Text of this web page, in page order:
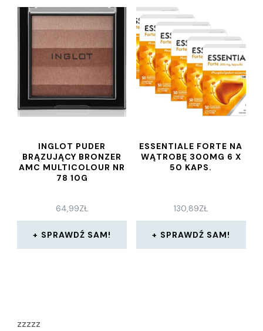
INGLOT PUDER
BRĄZUJĄCY BRONZER
AMC MULTICOLOUR NR
78 10G
64,99ZŁ
SPRAWDŹ SAM!
ESSENTIALE FORTE NA
WĄTROBĘ 300MG 6 X
50 KAPS.
130,89ZŁ
SPRAWDŹ SAM!
zzzzz